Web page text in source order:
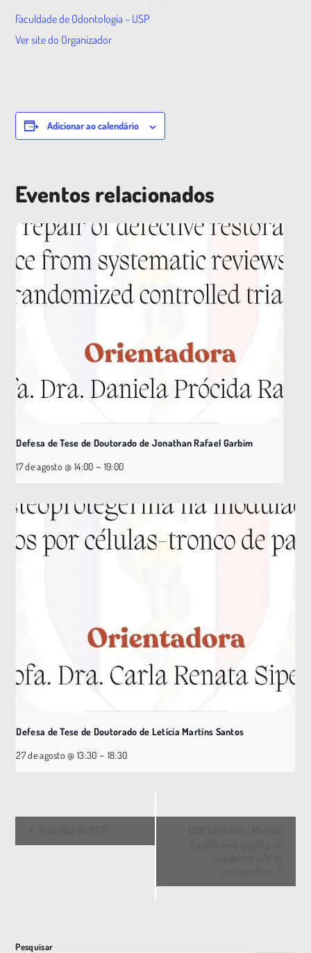
Faculdade de Odontologia – USP
Ver site do Organizador
Adicionar ao calendário
Eventos relacionados
Defesa de Tese de Doutorado de Jonathan Rafael Garbim
17 de agosto @ 14:00 – 19:00
Defesa de Tese de Doutorado de Letícia Martins Santos
27 de agosto @ 13:30 – 18:30
v
N
Pesquisar